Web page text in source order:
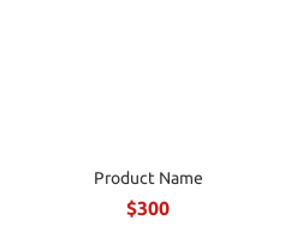
Product Name
$300